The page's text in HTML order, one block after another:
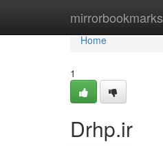
mirrorbookmarks
Home
Home
1
Drhp.ir